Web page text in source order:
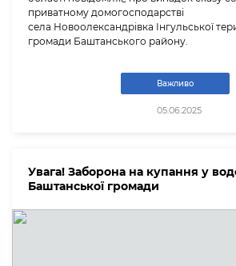
приватному домогосподарстві
села Новоолександрівка Інгульської
громади Баштанського району.
Важливо
05.06.2025
Увага! Заборона на купання у
Баштанської громади